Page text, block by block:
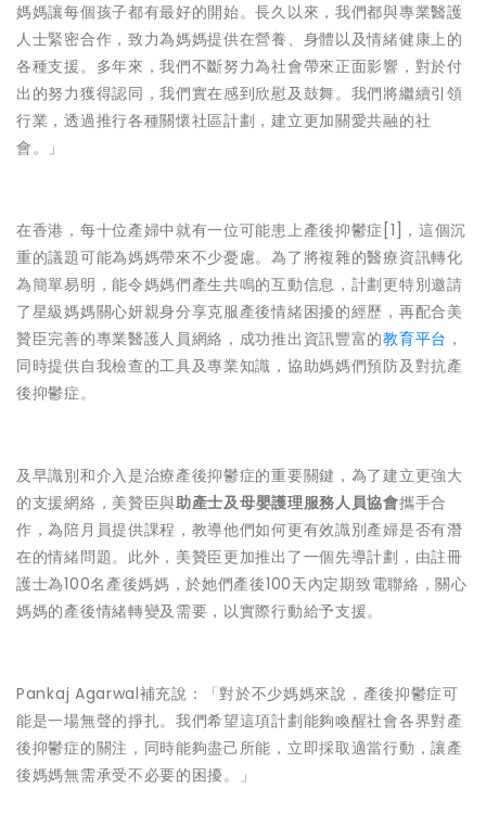
媽媽讓每個孩子都有最好的開始。長久以來，我們都與專業醫護
人士緊密合作，致力為媽媽提供在營養、身體以及情緒健康上的
各種支援。多年來，我們不斷努力為社會帶來正面影響，對於付
出的努力獲得認同，我們實在感到欣慰及鼓舞。我們將繼續引領
行業，透過推行各種關懷社區計劃，建立更加關愛共融的社
會。」
在香港，每十位產婦中就有一位可能患上產後抑鬱症[1]，這個沉
重的議題可能為媽媽帶來不少憂慮。為了將複雜的醫療資訊轉化
為簡單易明，能令媽媽們產生共鳴的互動信息，計劃更特別邀請
了星級媽媽關心妍親身分享克服產後情緒困擾的經歷，再配合美
贊臣完善的專業醫護人員網絡，成功推出資訊豐富的教育平台 ，
同時提供自我檢查的工具及專業知識，協助媽媽們預防及對抗產
後抑鬱症。
及早識別和介入是治療產後抑鬱症的重要關鍵，為了建立更強大
的支援網絡，美贊臣與助產士及母嬰護理服務人員協會攜手合
作，為陪月員提供課程，教導他們如何更有效識別產婦是否有潛
在的情緒問題。此外，美贊臣更加推出了一個先導計劃，由註冊
護士為100名產後媽媽，於她們產後100天內定期致電聯絡，關心
媽媽的產後情緒轉變及需要，以實際行動給予支援。
Pankaj Agarwal補充說：「對於不少媽媽來說，產後抑鬱症可
能是一場無聲的掙扎。我們希望這項計劃能夠喚醒社會各界對產
後抑鬱症的關注，同時能夠盡己所能，立即採取適當行動，讓產
後媽媽無需承受不必要的困擾。」